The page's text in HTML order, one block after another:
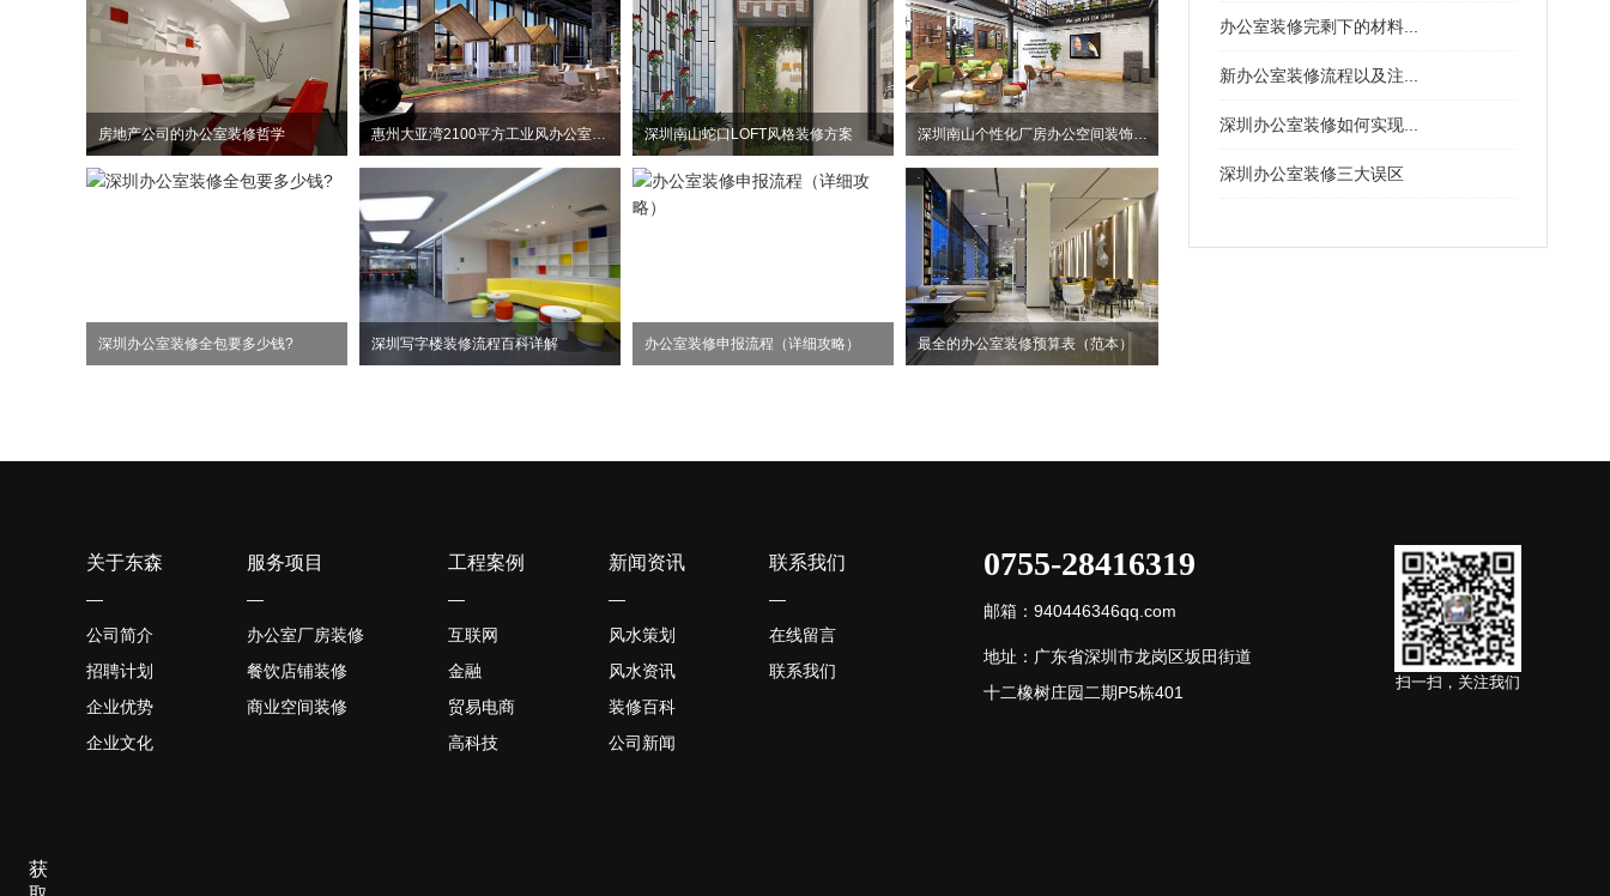
房地产公司的办公室装修哲学 惠州大亚湾2100平方工业风办公室装修设计项目 深圳南山蛇口LOFT风格装修方案 深圳南山个性化厂房办公空间装饰设计
深圳办公室装修全包要多少钱? 深圳写字楼装修流程百科详解 办公室装修申报流程（详细攻略） 最全的办公室装修预算表（范本）
办公室装修完剩下的材料...
新办公室装修流程以及注...
深圳办公室装修如何实现...
深圳办公室装修三大误区
关于东森
—
公司简介
招聘计划
企业优势
企业文化
服务项目
—
办公室厂房装修
餐饮店铺装修
商业空间装修
工程案例
—
互联网
金融
贸易电商
高科技
新闻资讯
—
风水策划
风水资讯
装修百科
公司新闻
联系我们
—
在线留言
联系我们
0755-28416319
邮箱：940446346qq.com
地址：广东省深圳市龙岗区坂田街道
十二橡树庄园二期P5栋401
扫一扫，关注我们
获